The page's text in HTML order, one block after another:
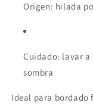
Origen: hilada
Cuidado: lavar a
sombra
Ideal para bordado